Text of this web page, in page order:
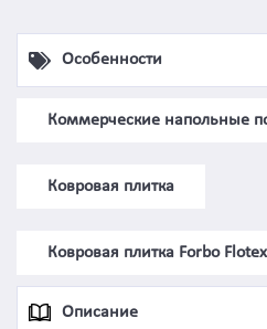
Особенности
Коммерческие напольные
Ковровая плитка
Ковровая плитка Forbo
Описание